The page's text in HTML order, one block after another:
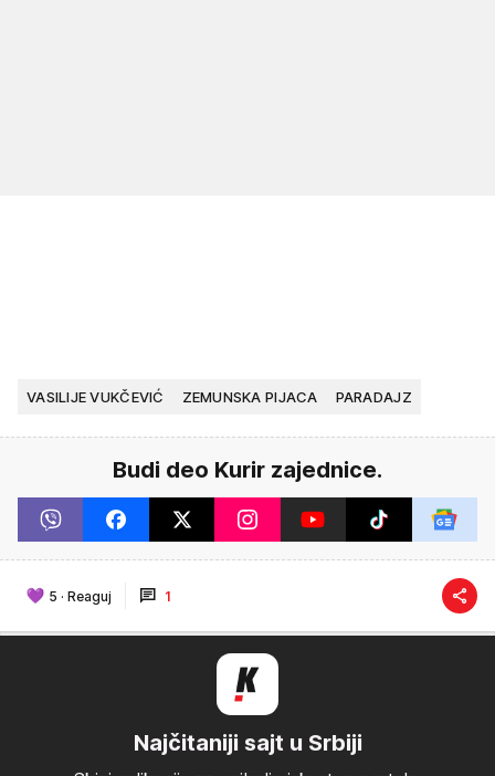
VASILIJE VUKČEVIĆ ZEMUNSKA PIJACA PARADAJZ
Budi deo Kurir zajednice.
5 · Reaguj 1
Najčitaniji sajt u Srbiji